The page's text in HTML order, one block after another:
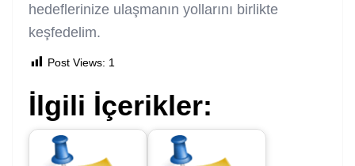
hedeflerinize ulaşmanın yollarını birlikte
keşfedelim.
Post Views: 1
İlgili İçerikler: